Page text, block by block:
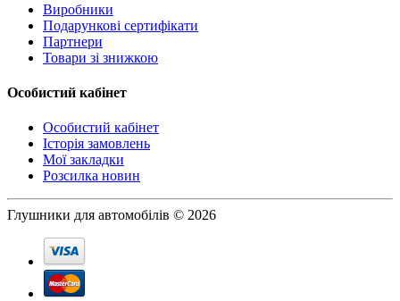
Виробники
Подарункові сертифікати
Партнери
Товари зі знижкою
Особистий кабінет
Особистий кабінет
Історія замовлень
Мої закладки
Розсилка новин
Глушники для автомобілів © 2026